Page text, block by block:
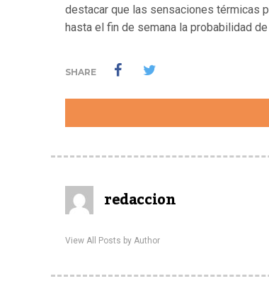
destacar que las sensaciones térmicas
hasta el fin de semana la probabilidad
SHARE
redaccion
View All Posts by Author